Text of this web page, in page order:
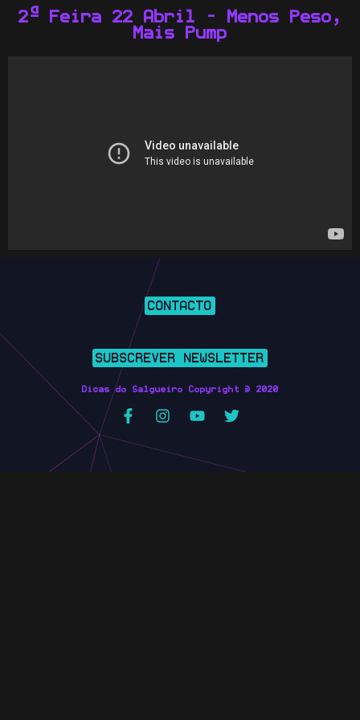
2ª Feira 22 Abril - Menos Peso,
Mais Pump
CONTACTO
SUBSCREVER NEWSLETTER
Dicas do Salgueiro Copyright © 2020